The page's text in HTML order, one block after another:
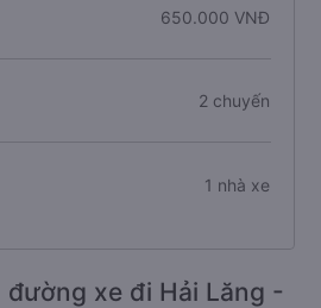
650.000 VNĐ
2 chuyến
1 nhà xe
xe đi Hải Lăng -